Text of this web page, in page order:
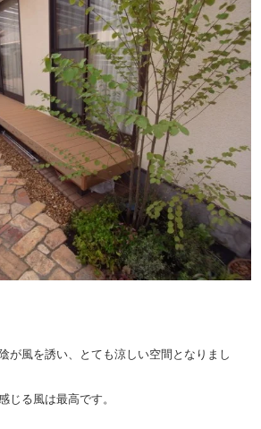
が風を誘い、とても涼しい空間となりまし
じる風は最高です。